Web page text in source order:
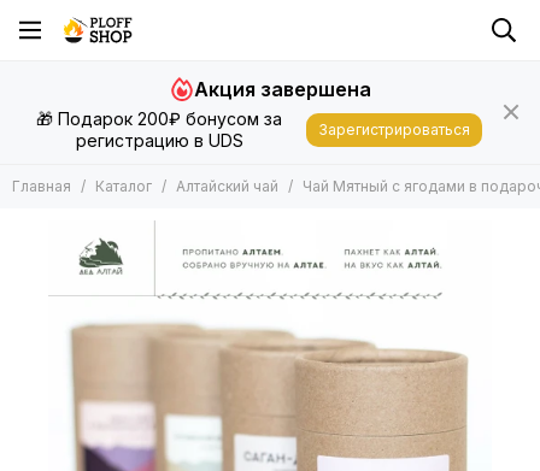
Алтайский чай
Алтайский чай в подарочной упаковке
Алтайский чай в крафтовом пакете
🎁 Подарок 200₽ бонусом за
регистрацию в UDS
Акция завершена
Зарегистрироваться
Главная Каталог Алтайский чай Чай Мятный с ягодами в